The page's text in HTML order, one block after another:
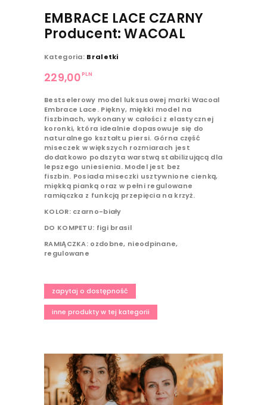
EMBRACE LACE CZARNY
Producent: WACOAL
Kategoria: Braletki
229,00PLN
Bestselerowy model luksusowej marki Wacoal
Embrace Lace. Piękny, miękki model na
fiszbinach, wykonany w całości z elastycznej
koronki, która idealnie dopasowuje się do
naturalnego kształtu piersi. Górna część
miseczek w większych rozmiarach jest
dodatkowo podszyta warstwą stabilizującą dla
lepszego uniesienia. Model jest bez
fiszbin. Posiada miseczki usztywnione cienką,
miękką pianką oraz w pełni regulowane
ramiączka z funkcją przepięcia na krzyż.
KOLOR: czarno-biały
DO KOMPETU: figi brasil
RAMIĄCZKA: ozdobne, nieodpinane,
regulowane
zapytaj o dostępność
inne produkty w tej kategorii